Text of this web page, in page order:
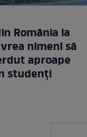
România la
nimeni să
aproape
studenţi